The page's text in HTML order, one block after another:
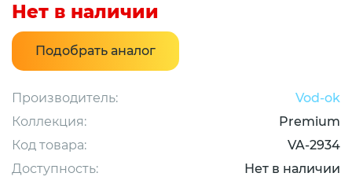
Нет в наличии
Подобрать аналог
Производитель:
Vod-ok
Коллекция:
Premium
Код товара:
VA-2934
Доступность:
Нет в наличии